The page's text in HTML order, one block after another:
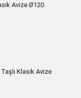
Avize Ø120
Klasik Avize